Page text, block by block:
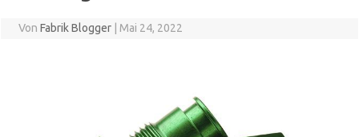
Von Fabrik Blogger Mai 24, 2022